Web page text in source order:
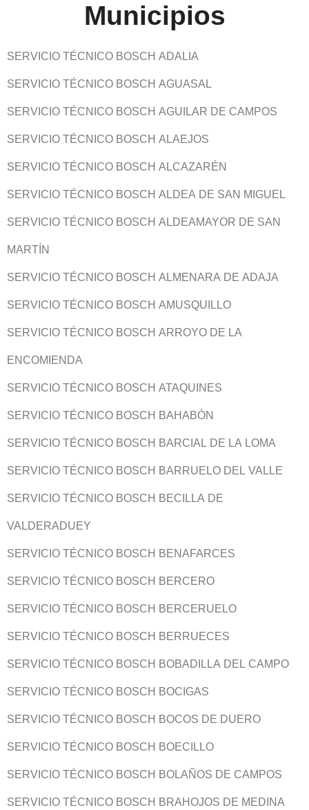
Municipios
SERVICIO TÉCNICO BOSCH ADALIA
SERVICIO TÉCNICO BOSCH AGUASAL
SERVICIO TÉCNICO BOSCH AGUILAR DE CAMPOS
SERVICIO TÉCNICO BOSCH ALAEJOS
SERVICIO TÉCNICO BOSCH ALCAZARÉN
SERVICIO TÉCNICO BOSCH ALDEA DE SAN MIGUEL
SERVICIO TÉCNICO BOSCH ALDEAMAYOR DE SAN
MARTÍN
SERVICIO TÉCNICO BOSCH ALMENARA DE ADAJA
SERVICIO TÉCNICO BOSCH AMUSQUILLO
SERVICIO TÉCNICO BOSCH ARROYO DE LA
ENCOMIENDA
SERVICIO TÉCNICO BOSCH ATAQUINES
SERVICIO TÉCNICO BOSCH BAHABÓN
SERVICIO TÉCNICO BOSCH BARCIAL DE LA LOMA
SERVICIO TÉCNICO BOSCH BARRUELO DEL VALLE
SERVICIO TÉCNICO BOSCH BECILLA DE
VALDERADUEY
SERVICIO TÉCNICO BOSCH BENAFARCES
SERVICIO TÉCNICO BOSCH BERCERO
SERVICIO TÉCNICO BOSCH BERCERUELO
SERVICIO TÉCNICO BOSCH BERRUECES
SERVICIO TÉCNICO BOSCH BOBADILLA DEL CAMPO
SERVICIO TÉCNICO BOSCH BOCIGAS
SERVICIO TÉCNICO BOSCH BOCOS DE DUERO
SERVICIO TÉCNICO BOSCH BOECILLO
SERVICIO TÉCNICO BOSCH BOLAÑOS DE CAMPOS
SERVICIO TÉCNICO BOSCH BRAHOJOS DE MEDINA